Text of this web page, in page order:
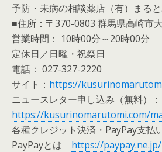
予防・未病の相談薬店（有）まる
■住所：〒370-0803 群馬県高崎市
営業時間： 10時00分～20時00分
定休日／日曜・祝祭日
電話： 027-327-2220
サイト： https://
ニュースレター申し込み（無料）：
https://kusurinomarutomi.com/
各種クレジット決済・PayPay支払
PayPayとは https://paypay.ne.jp/